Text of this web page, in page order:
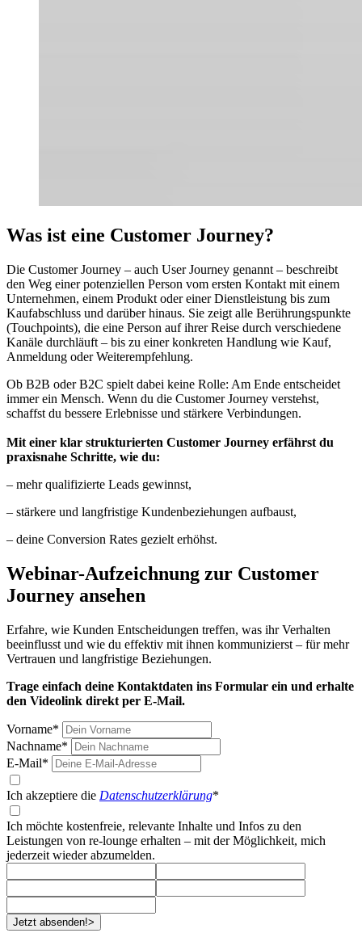
Was ist eine Customer Journey?
Die Customer Journey – auch User Journey genannt – beschreibt
den Weg einer potenziellen Person vom ersten Kontakt mit einem
Unternehmen, einem Produkt oder einer Dienstleistung bis zum
Kaufabschluss und darüber hinaus. Sie zeigt alle Berührungspunkte
(Touchpoints), die eine Person auf ihrer Reise durch verschiedene
Kanäle durchläuft – bis zu einer konkreten Handlung wie Kauf,
Anmeldung oder Weiterempfehlung.
Ob B2B oder B2C spielt dabei keine Rolle: Am Ende entscheidet
immer ein Mensch. Wenn du die Customer Journey verstehst,
schaffst du bessere Erlebnisse und stärkere Verbindungen.
Mit einer klar strukturierten Customer Journey erfährst du
praxisnahe Schritte, wie du:
– mehr qualifizierte Leads gewinnst,
– stärkere und langfristige Kundenbeziehungen aufbaust,
– deine Conversion Rates gezielt erhöhst.
Webinar-Aufzeichnung zur Customer
Journey ansehen
Erfahre, wie Kunden Entscheidungen treffen, was ihr Verhalten
beeinflusst und wie du effektiv mit ihnen kommunizierst – für mehr
Vertrauen und langfristige Beziehungen.
Trage einfach deine Kontaktdaten ins Formular ein und erhalte
den Videolink direkt per E-Mail.
Vorname*
Nachname*
E-Mail*
Ich akzeptiere die Datenschutzerklärung*
Ich möchte kostenfreie, relevante Inhalte und Infos zu den
Leistungen von re-lounge erhalten – mit der Möglichkeit, mich
jederzeit wieder abzumelden.
Jetzt absenden!>